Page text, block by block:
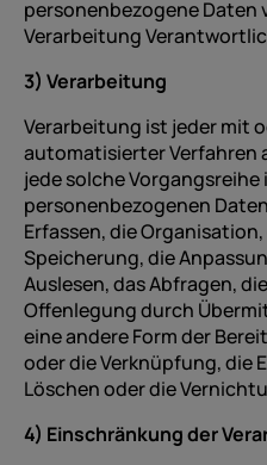
personenbezogene Daten
Verarbeitung
3) Verarbeitung
Verarbeitung ist jeder mit
automatisierter Verfahren
jede solche
personenbezogenen
Erfassen, die
Speicherung, die
Auslesen, das Abfragen,
Offenlegung durch
eine andere Form der
oder die Verknüpfung, die
Löschen oder die
4) Einschränkung der